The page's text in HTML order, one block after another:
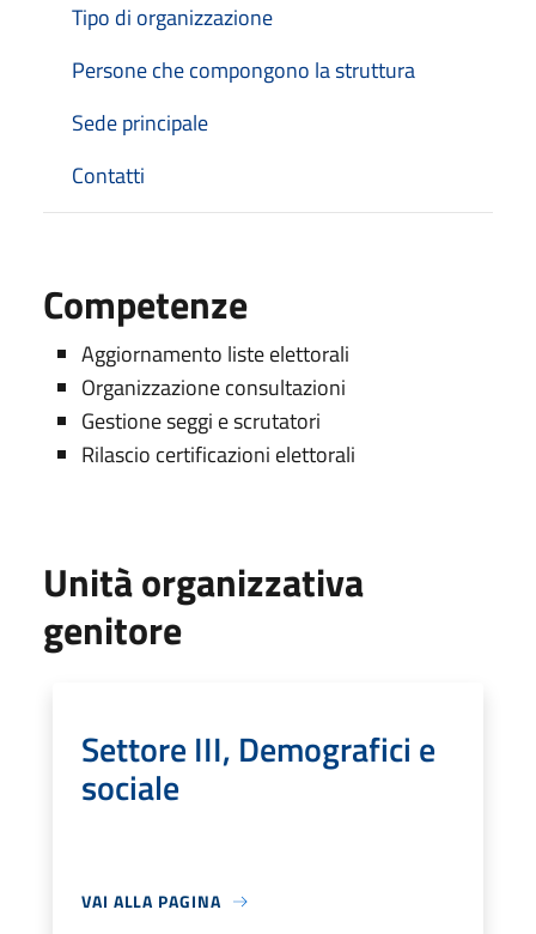
Tipo di organizzazione
Persone che compongono la struttura
Sede principale
Contatti
Competenze
Aggiornamento liste elettorali
Organizzazione consultazioni
Gestione seggi e scrutatori
Rilascio certificazioni elettorali
Unità organizzativa
genitore
Settore III, Demografici e
sociale
VAI ALLA PAGINA